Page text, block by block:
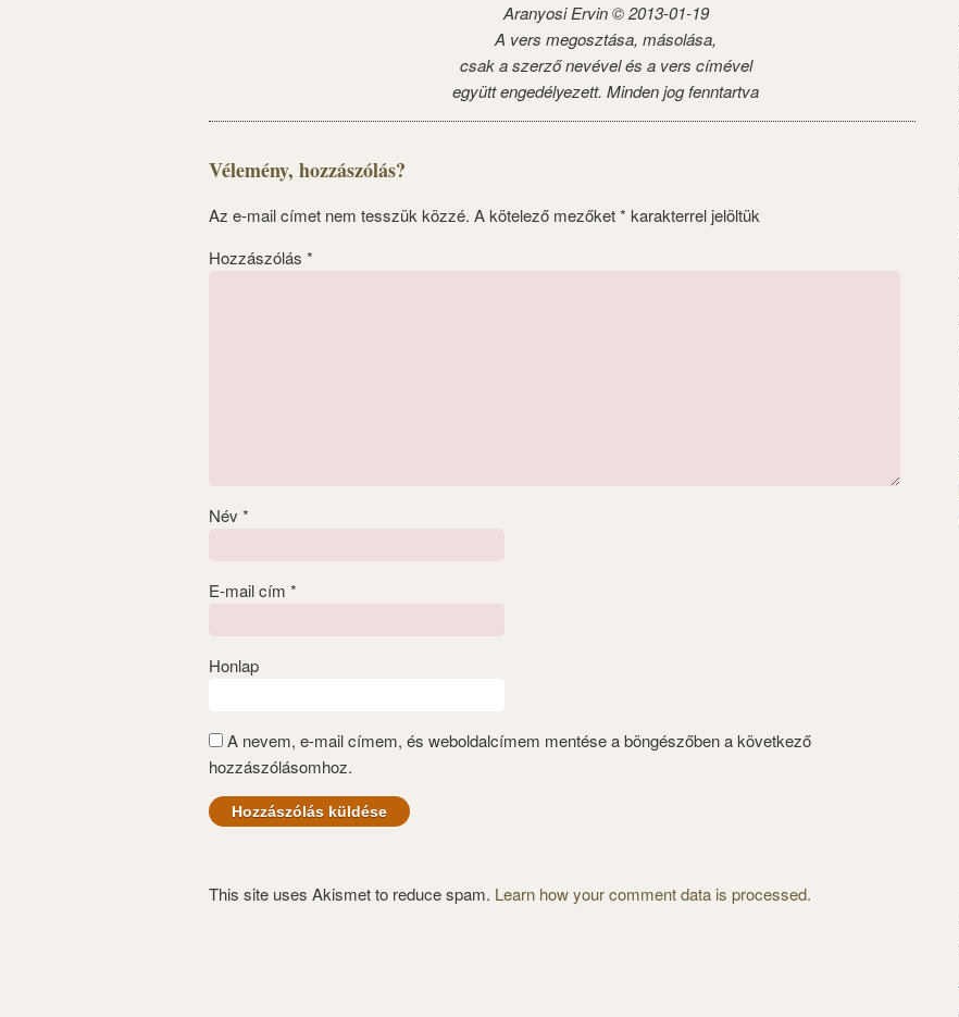
Aranyosi Ervin © 2013-01-19
A vers megosztása, másolása,
csak a szerző nevével és a vers címével
együtt engedélyezett. Minden jog fenntartva
Vélemény, hozzászólás?
Az e-mail címet nem tesszük közzé. A kötelező mezőket* karakterrel jelöltük
Hozzászólás *
Név *
E-mail cím *
Honlap
A nevem, e-mail címem, és weboldalcímem mentése a böngészőben a következő
hozzászólásomhoz.
This site uses Akismet to reduce spam. Learn how your comment data is processed.